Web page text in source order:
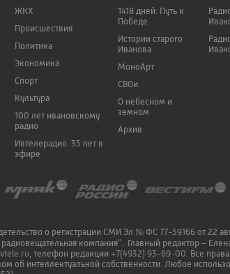
ЖКХ
Происшествия
Политика
Экономика
Спорт
Культура
100 лет ивановскому
радио
Ивтелерадио. 35 лет в
эфире
1418 дней: Путь к
Победе
Истории старого
Иванова
МоноАрт
СВОи
О небесном и
земном
Архив
о регистрации СМИ Эл № ФС 77-59166 от 22
радиовещательная компания". Главный редактор –
, телефон редакции +7(4932) 93-69-00 . Все
об интеллектуальной собственности. Любое